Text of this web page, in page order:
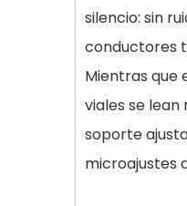
silencio: sin
conductores
Mientras que
viales se
soporte
microajustes